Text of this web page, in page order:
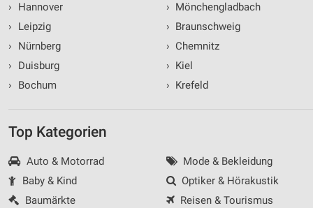
›
Hannover
›
Leipzig
›
Nürnberg
›
Duisburg
›
Bochum
› Mönchengladbach
› Braunschweig
› Chemnitz
› Kiel
› Krefeld
Top Kategorien
Auto & Motorrad
Baby & Kind
Baumärkte
Mode & Bekleidung
Optiker & Hörakustik
Reisen & Tourismus